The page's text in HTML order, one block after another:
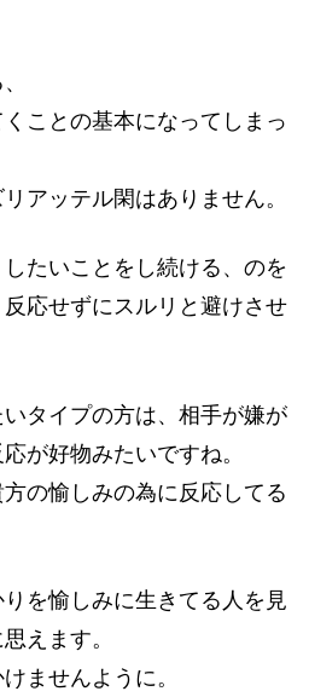
ことの基本になってしまっ
アッテル閑はありません。
たいことをし続ける、のを
応せずにスルリと避けさせ
タイプの方は、相手が嫌が
が好物みたいですね。
の愉しみの為に反応してる
を愉しみに生きてる人を見
えます。
ませんように。